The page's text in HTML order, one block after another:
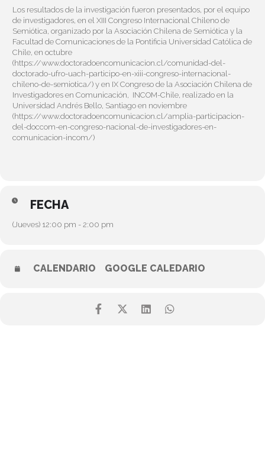
Los resultados de la investigación fueron presentados, por el equipo
de investigadores, en el XIII Congreso Internacional Chileno de
Semiótica, organizado por la Asociación Chilena de Semiótica y la
Facultad de Comunicaciones de la Pontificia Universidad Católica de
Chile, en octubre
(https://www.doctoradoencomunicacion.cl/comunidad-del-
doctorado-ufro-uach-participo-en-xiii-congreso-internacional-
chileno-de-semiotica/) y en IX Congreso de la Asociación Chilena de
Investigadores en Comunicación, INCOM-Chile, realizado en la
Universidad Andrés Bello, Santiago en noviembre
(https://www.doctoradoencomunicacion.cl/amplia-participacion-
del-doccom-en-congreso-nacional-de-investigadores-en-
comunicacion-incom/)
FECHA
(Jueves) 12:00 pm - 2:00 pm
CALENDARIO GOOGLE CALEDARIO